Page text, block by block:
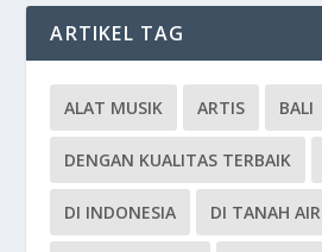
ARTIKEL TAG
ALAT MUSIK ARTIS BALI
DENGAN KUALITAS TERBAIK
DI INDONESIA DI TANAH AIR